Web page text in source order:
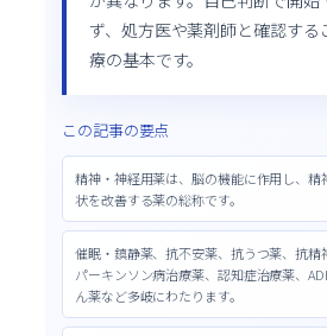
ず、処方医や薬剤師と確認する
療の基本です。
この記事の要点
精神・神経用薬は、脳の機能に作用し、精
状を改善する薬の総称です。
催眠・鎮静薬、抗不安薬、抗うつ薬、抗精
パーキンソン病治療薬、認知症治療薬、
ん薬など多岐にわたります。